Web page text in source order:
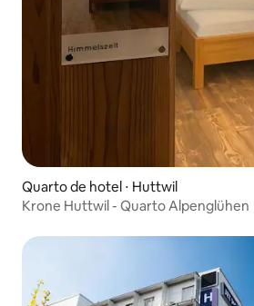
Quarto de hotel ⋅ Huttwil
Krone Huttwil - Quarto Alpenglühen